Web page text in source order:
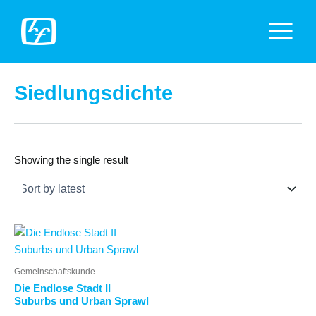
Inhalt
springen
Main
Siedlungsdichte
Showing the single result
Gemeinschaftskunde
Die Endlose Stadt II
Suburbs und Urban Sprawl